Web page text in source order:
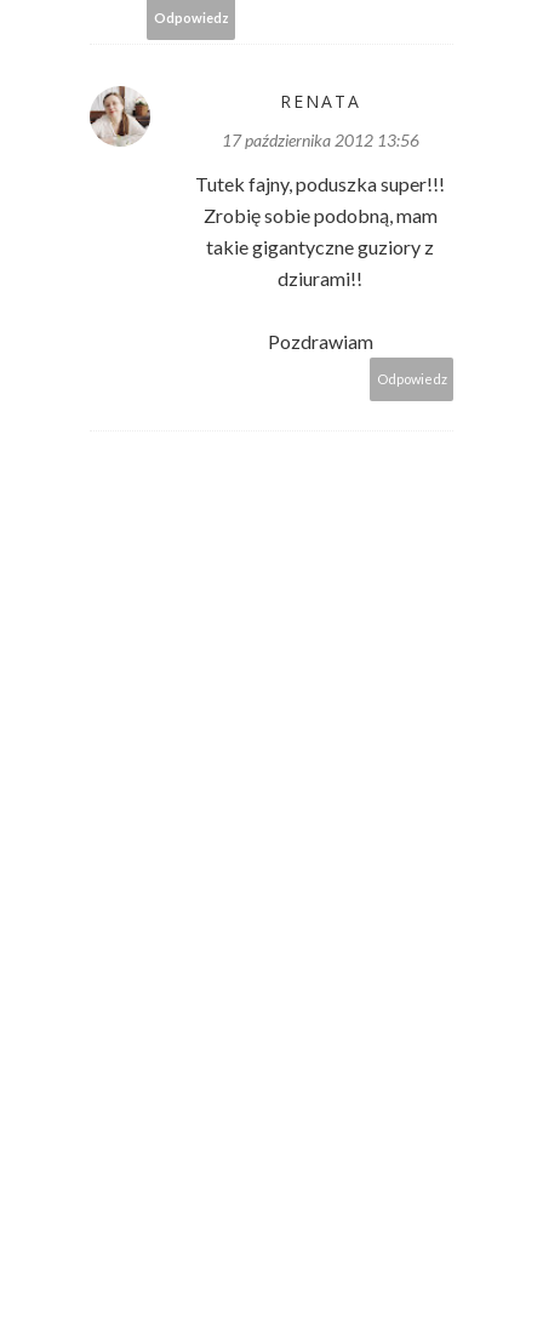
Odpowiedz
RENATA
17 października 2012 13:56
Tutek fajny, poduszka super!!!
Zrobię sobie podobną, mam
takie gigantyczne guziory z
dziurami!!
Pozdrawiam
Odpowiedz